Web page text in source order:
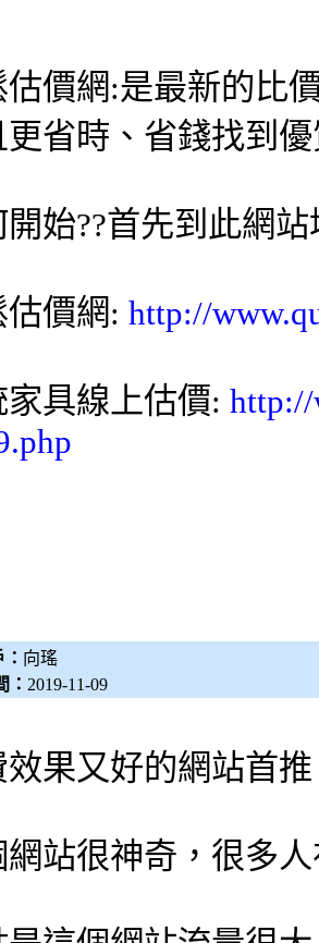
價網:是最新的比
更省時、省錢找到
開始??首先到此網
價網: http://
家具線上估價: http://
向瑤
： 2019-11-09
效果又好的網站首
網站很神奇，很多